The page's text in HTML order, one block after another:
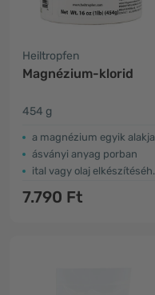
Heiltropfen
Magnézium-klorid
454 g
a magnézium egyik alakja
ásványi anyag porban
ital vagy olaj elkészítéséhez
7.790 Ft